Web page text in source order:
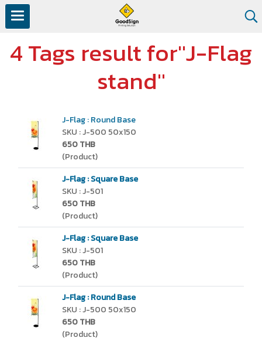
4 Tags result for"J-Flag
stand"
J-Flag : Round Base
SKU : J-500 50x150
650 THB
(Product)
J-Flag : Square Base
SKU : J-501
650 THB
(Product)
J-Flag : Square Base
SKU : J-501
650 THB
(Product)
J-Flag : Round Base
SKU : J-500 50x150
650 THB
(Product)